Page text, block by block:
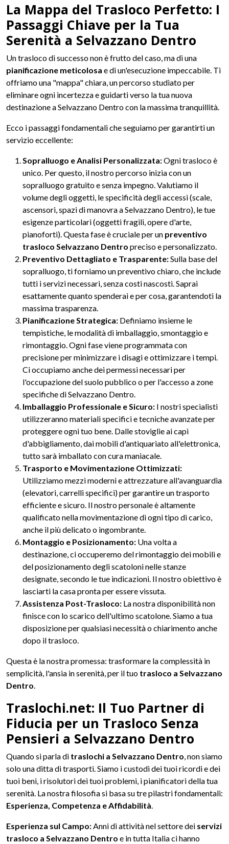
La Mappa del Trasloco Perfetto: I
Passaggi Chiave per la Tua
Serenità a Selvazzano Dentro
Un trasloco di successo non è frutto del caso, ma di una
pianificazione meticolosa e di un'esecuzione impeccabile. Ti
offriamo una "mappa" chiara, un percorso studiato per
eliminare ogni incertezza e guidarti verso la tua nuova
destinazione a Selvazzano Dentro con la massima tranquillità.
Ecco i passaggi fondamentali che seguiamo per garantirti un
servizio eccellente:
Sopralluogo e Analisi Personalizzata:Ogni trasloco è
unico. Per questo, il nostro percorso inizia con un
sopralluogo gratuito e senza impegno. Valutiamo il
volume degli oggetti, le specificità degli accessi (scale,
ascensori, spazi di manovra a Selvazzano Dentro), le tue
esigenze particolari (oggetti fragili, opere d'arte,
pianoforti). Questa fase è cruciale per un preventivo
trasloco Selvazzano Dentro preciso e personalizzato.
Preventivo Dettagliato e Trasparente:Sulla base del
sopralluogo, ti forniamo un preventivo chiaro, che include
tutti i servizi necessari, senza costi nascosti. Saprai
esattamente quanto spenderai e per cosa, garantendoti la
massima trasparenza.
Pianificazione Strategica: Definiamo insieme le
tempistiche, le modalità di imballaggio, smontaggio e
rimontaggio. Ogni fase viene programmata con
precisione per minimizzare i disagi e ottimizzare i tempi.
Ci occupiamo anche dei permessi necessari per
l'occupazione del suolo pubblico o per l'accesso a zone
specifiche di Selvazzano Dentro.
Imballaggio Professionale e Sicuro: I nostri specialisti
utilizzeranno materiali specifici e tecniche avanzate per
proteggere ogni tuo bene. Dalle stoviglie ai capi
d'abbigliamento, dai mobili d'antiquariato all'elettronica,
tutto sarà imballato con cura maniacale.
Trasporto e Movimentazione Ottimizzati:
Utilizziamo mezzi moderni e attrezzature all'avanguardia
(elevatori, carrelli specifici) per garantire un trasporto
efficiente e sicuro. Il nostro personale è altamente
qualificato nella movimentazione di ogni tipo di carico,
anche il più delicato o ingombrante.
Montaggio e Posizionamento: Una volta a
destinazione, ci occuperemo del rimontaggio dei mobili e
del posizionamento degli scatoloni nelle stanze
designate, secondo le tue indicazioni. Il nostro obiettivo è
lasciarti la casa pronta per essere vissuta.
Assistenza Post-Trasloco: La nostra disponibilità non
finisce con lo scarico dell'ultimo scatolone. Siamo a tua
disposizione per qualsiasi necessità o chiarimento anche
dopo il trasloco.
Questa è la nostra promessa: trasformare la complessità in
semplicità, l'ansia in serenità, per il tuo trasloco a Selvazzano
Dentro.
Traslochi.net: Il Tuo Partner di
Fiducia per un Trasloco Senza
Pensieri a Selvazzano Dentro
Quando si parla di traslochi a Selvazzano Dentro, non siamo
solo una ditta di trasporti. Siamo i custodi dei tuoi ricordi e dei
tuoi beni, i risolutori dei tuoi problemi, i pianificatori della tua
serenità. La nostra filosofia si basa su tre pilastri fondamentali:
Esperienza, Competenza e Affidabilità.
Esperienza sul Campo:Anni di attività nel settore dei servizi
trasloco a Selvazzano Dentro e in tutta Italia ci hanno